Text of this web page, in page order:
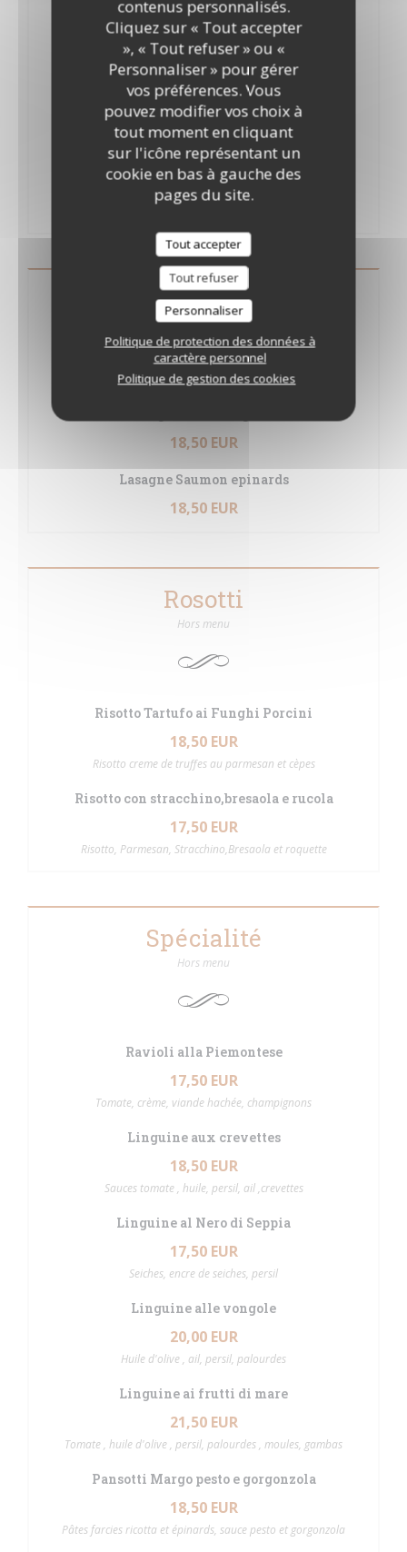
contenus personnalisés.
Cliquez sur « Tout accepter
», « Tout refuser » ou «
Personnaliser » pour gérer
vos préférences. Vous
pouvez modifier vos choix à
tout moment en cliquant
sur l'icône représentant un
cookie en bas à gauche des
pages du site.
Tout accepter
Tout refuser
Personnaliser
Politique de protection des données à
caractère personnel
Politique de gestion des cookies
Crème, ricotta, épinards, champignons
Mediterranea
16,50 EUR
Sauce tomate, thon, olives, ail, persil et piment
Salmone
17,00 EUR
Menu +2€
Al Forno
Hors menu
18,50 EUR
Lasagne Saumon epinards
18,50 EUR
Rosotti
Hors menu
Risotto Tartufo ai Funghi Porcini
18,50 EUR
Risotto creme de truffes au parmesan et cèpes
Risotto con stracchino,bresaola e rucola
17,50 EUR
Risotto, Parmesan, Stracchino,Bresaola et roquette
Spécialité
Hors menu
Ravioli alla Piemontese
17,50 EUR
Tomate, crème, viande hachée, champignons
Linguine aux crevettes
18,50 EUR
Sauces tomate , huile, persil, ail ,crevettes
Linguine al Nero di Seppia
17,50 EUR
Seiches, encre de seiches, persil
Linguine alle vongole
20,00 EUR
Huile d'olive , ail, persil, palourdes
Linguine ai frutti di mare
21,50 EUR
Tomate , huile d'olive , persil, palourdes , moules, gambas
Pansotti Margo pesto e gorgonzola
18,50 EUR
Pâtes farcies ricotta et épinards, sauce pesto et gorgonzola